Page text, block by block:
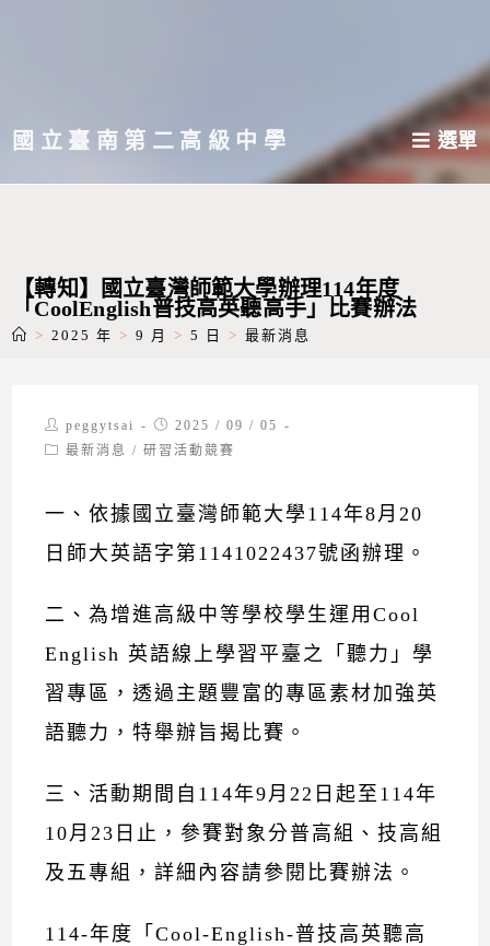
主國立臺南第二高級中學 選單
【轉知】國立臺灣師範大學辦理114年度
「CoolEnglish普技高英聽高手」比賽辦法
> 2025 年 > 9 月 > 5 日 > 最新消息
Post
author:
peggytsai
Post
published:
2025 / 09 / 05
Post最新消息 / 研習活動競賽
一、依據國立臺灣師範大學114年8月20
日師大英語字第1141022437號函辦理。
二、為增進高級中等學校學生運用Cool
English 英語線上學習平臺之「聽力」學
習專區，透過主題豐富的專區素材加強英
語聽力，特舉辦旨揭比賽。
三、活動期間自114年9月22日起至114年
10月23日止，參賽對象分普高組、技高組
及五專組，詳細內容請參閱比賽辦法。
114-年度「Cool-English-普技高英聽高